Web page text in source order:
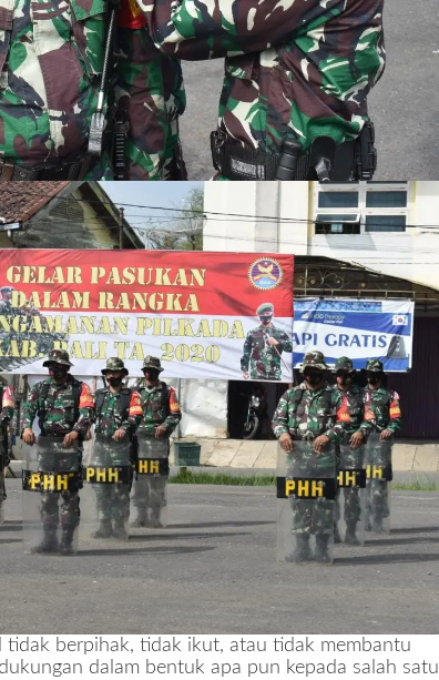
berpihak, tidak ikut, atau tidak membantu
dalam bentuk apa pun kepada salah satu